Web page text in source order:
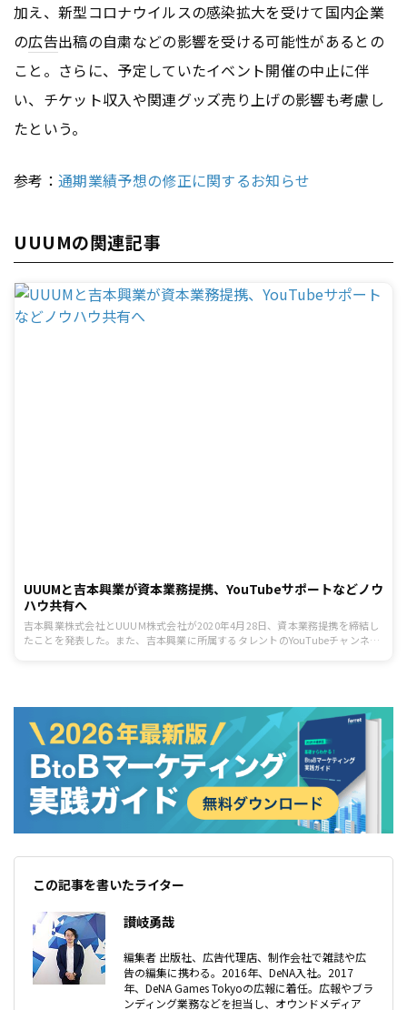
加え、新型コロナウイルスの感染拡大を受けて国内企業
の広告出稿の自粛などの影響を受ける可能性があるとの
こと。さらに、予定していたイベント開催の中止に伴
い、チケット収入や関連グッズ売り上げの影響も考慮し
たという。
参考： 通期業績予想の修正に関するお知らせ
UUUMの関連記事
UUUMと吉本興業が資本業務提携、YouTubeサポートなどノウ
ハウ共有へ
吉本興業株式会社とUUUM株式会社が2020年4月28日、資本業務提携を締結し
たことを発表した。また、吉本興業に所属するタレントのYouTubeチャンネル
この記事を書いたライター
讃岐勇哉
編集者 出版社、広告代理店、制作会社で雑誌や広
告の編集に携わる。2016年、DeNA入社。2017
年、DeNA Games Tokyoの広報に着任。広報やブラ
ンディング業務などを担当し、オウンドメディア